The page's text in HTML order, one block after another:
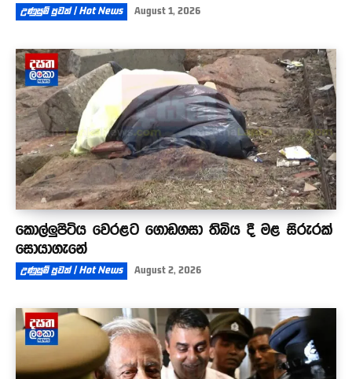
උණුසුම් පුවත් | Hot News August 1, 2026
කොල්ලුපිටිය වෙරළට ගොඩගසා තිබිය දී මළ සිරුරක්
සොයාගැනේ
උණුසුම් පුවත් | Hot News August 2, 2026